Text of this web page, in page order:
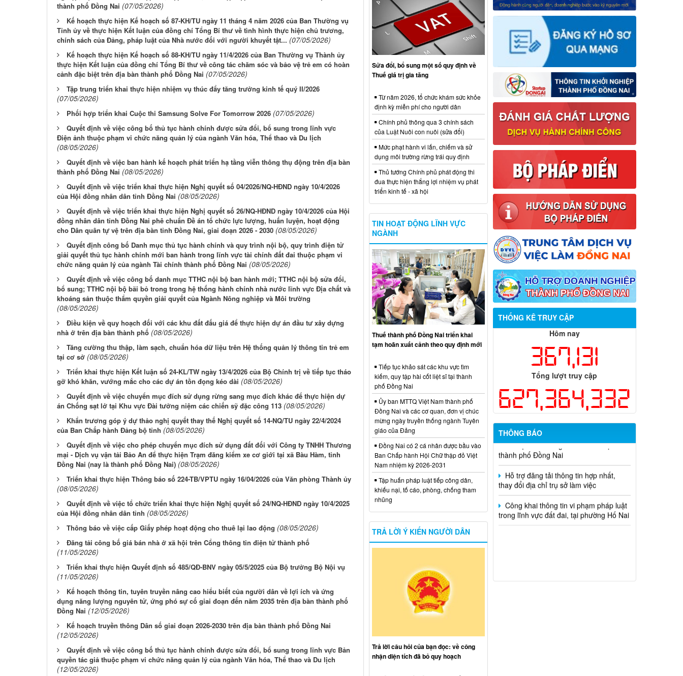
thành phố Đồng Nai (07/05/2026)
Kế hoạch thực hiện Kế hoạch số 87-KH/TU ngày 11 tháng 4 năm 2026 của Ban Thường vụ
Tỉnh ủy về thực hiện Kết luận của đồng chí Tổng Bí thư về tình hình thực hiện chủ trương,
chính sách của Đảng, pháp luật của Nhà nước đối với người khuyết tật... (07/05/2026)
Kế hoạch thực hiện Kế hoạch số 88-KH/TU ngày 11/4/2026 của Ban Thường vụ Thành ủy
thực hiện Kết luận của đồng chí Tổng Bí thư về công tác chăm sóc và bảo vệ trẻ em có hoàn
cảnh đặc biệt trên địa bàn thành phố Đồng Nai (07/05/2026)
Tập trung triển khai thực hiện nhiệm vụ thúc đẩy tăng trưởng kinh tế quý II/2026
(07/05/2026)
Phối hợp triển khai Cuộc thi Samsung Solve For Tomorrow 2026 (07/05/2026)
Quyết định về việc công bố thủ tục hành chính được sửa đổi, bổ sung trong lĩnh vực
Điện ảnh thuộc phạm vi chức năng quản lý của ngành Văn hóa, Thể thao và Du lịch
(08/05/2026)
Quyết định về việc ban hành kế hoạch phát triển hạ tầng viễn thông thụ động trên địa bàn
thành phố Đồng Nai (08/05/2026)
Quyết định về việc triển khai thực hiện Nghị quyết số 04/2026/NQ-HĐND ngày 10/4/2026
của Hội đồng nhân dân tỉnh Đồng Nai (08/05/2026)
Quyết định về việc triển khai thực hiện Nghị quyết số 26/NQ-HĐND ngày 10/4/2026 của Hội
đồng nhân dân tỉnh Đồng Nai phê chuẩn Đề án tổ chức lực lượng, huấn luyện, hoạt động
cho Dân quân tự vệ trên địa bàn tỉnh Đồng Nai, giai đoạn 2026 - 2030 (08/05/2026)
Quyết định công bố Danh mục thủ tục hành chính và quy trình nội bộ, quy trình điện tử
giải quyết thủ tục hành chính mới ban hành trong lĩnh vực tài chính đất đai thuộc phạm vi
chức năng quản lý của ngành Tài chính thành phố Đồng Nai (08/05/2026)
Quyết định về việc công bố danh mục TTHC nội bộ ban hành mới; TTHC nội bộ sửa đổi,
bổ sung; TTHC nội bộ bãi bỏ trong trong hệ thống hành chính nhà nước lĩnh vực Địa chất và
khoáng sản thuộc thẩm quyền giải quyết của Ngành Nông nghiệp và Môi trường
(08/05/2026)
Điều kiện về quy hoạch đối với các khu đất đấu giá để thực hiện dự án đầu tư xây dựng
nhà ở trên địa bàn thành phố (08/05/2026)
Tăng cường thu thập, làm sạch, chuẩn hóa dữ liệu trên Hệ thống quản lý thông tin trẻ em
tại cơ sở (08/05/2026)
Triển khai thực hiện Kết luận số 24-KL/TW ngày 13/4/2026 của Bộ Chính trị về tiếp tục tháo
gỡ khó khăn, vướng mắc cho các dự án tồn đọng kéo dài (08/05/2026)
Quyết định về việc chuyển mục đích sử dụng rừng sang mục đích khác để thực hiện dự
án Chống sạt lở tại Khu vực Đài tưởng niệm các chiến sỹ đặc công 113 (08/05/2026)
Khẩn trương góp ý dự thảo nghị quyết thay thế Nghị quyết số 14-NQ/TU ngày 22/4/2024
của Ban Chấp hành Đảng bộ tỉnh (08/05/2026)
Quyết định về việc cho phép chuyển mục đích sử dụng đất đối với Công ty TNHH Thương
mại - Dịch vụ vận tải Bảo An để thực hiện Trạm đăng kiểm xe cơ giới tại xã Bàu Hàm, tỉnh
Đồng Nai (nay là thành phố Đồng Nai) (08/05/2026)
Triển khai thực hiện Thông báo số 224-TB/VPTU ngày 16/04/2026 của Văn phòng Thành ủy
(08/05/2026)
Quyết định về việc tổ chức triển khai thực hiện Nghị quyết số 24/NQ-HĐND ngày 10/4/2025
của Hội đồng nhân dân tỉnh (08/05/2026)
Thông báo về việc cấp Giấy phép hoạt động cho thuê lại lao động (08/05/2026)
Đăng tải công bố giá bán nhà ở xã hội trên Cổng thông tin điện tử thành phố
(11/05/2026)
Triển khai thực hiện Quyết định số 485/QĐ-BNV ngày 05/5/2025 của Bộ trưởng Bộ Nội vụ
(11/05/2026)
Kế hoạch thông tin, tuyên truyền nâng cao hiểu biết của người dân về lợi ích và ứng
dụng năng lượng nguyên tử, ứng phó sự cố giai đoạn đến năm 2035 trên địa bàn thành phố
Đồng Nai (12/05/2026)
Kế hoạch truyền thông Dân số giai đoạn 2026-2030 trên địa bàn thành phố Đồng Nai
(12/05/2026)
Quyết định về việc công bố thủ tục hành chính được sửa đổi, bổ sung trong lĩnh vực Bản
quyền tác giả thuộc phạm vi chức năng quản lý của ngành Văn hóa, Thể thao và Du lịch
(12/05/2026)
THỐNG KÊ TRUY CẬP
Hôm nay
367,131
Tổng lượt truy cập
627,364,332
THÔNG BÁO
Thông báo về việc tuyển dụng viên
chức năm 2026
Thông báo tuyển chọn tổ chức và cá
nhân chủ trì thực hiện nhiệm vụ khoa
học và công nghệ cấp thành phố sử
dụng ngân sách nhà nước đặt hàng thực
hiện năm 2026 (đợt 1) lần 3
Kế hoạch Thông tin, tuyên truyền triển
khai Kế hoạch Khám sức khỏe định kỳ
năm một lần cho người dân trên địa bàn
thành phố Đồng Nai
Hỗ trợ đăng tải thông tin hợp nhất,
thay đổi địa chỉ trụ sở làm việc
Công khai thông tin vi phạm pháp luật
trong lĩnh vực đất đai, tại phường Hố Nai
Sửa đổi, bổ sung một số quy định về
Thuế giá trị gia tăng
Từ năm 2026, tổ chức khám sức khỏe
định kỳ miễn phí cho người dân
Chính phủ thông qua 3 chính sách
của Luật Nuôi con nuôi (sửa đổi)
Mức phạt hành vi lấn, chiếm và sử
dụng môi trường rừng trái quy định
Thủ tướng Chính phủ phát động thi
đua thực hiện thắng lợi nhiệm vụ phát
triển kinh tế - xã hội
TIN HOẠT ĐỘNG LĨNH VỰC
NGÀNH
Thuế thành phố Đồng Nai triển khai
tạm hoãn xuất cảnh theo quy định mới
Tiếp tục khảo sát các khu vực tìm
kiếm, quy tập hài cốt liệt sĩ tại thành
phố Đồng Nai
Ủy ban MTTQ Việt Nam thành phố
Đồng Nai và các cơ quan, đơn vị chúc
mừng ngày truyền thống ngành Tuyên
giáo của Đảng
Đồng Nai có 2 cá nhân được bầu vào
Ban Chấp hành Hội Chữ thập đỏ Việt
Nam nhiệm kỳ 2026-2031
Tập huấn pháp luật tiếp công dân,
khiếu nại, tố cáo, phòng, chống tham
nhũng
TRẢ LỜI Ý KIẾN NGƯỜI DÂN
Trả lời câu hỏi của bạn đọc: về công
nhận diện tích đã bỏ quy hoạch